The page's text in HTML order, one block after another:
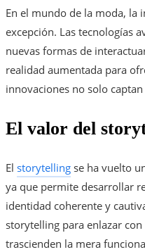
En el mundo de la moda, la
excepción. Las tecnologías
nuevas formas de
realidad aumentada para
innovaciones no solo
El valor del
El storytelling se ha vuelto
ya que permite desarrollar
identidad coherente y
storytelling para enlazar
trascienden la mera